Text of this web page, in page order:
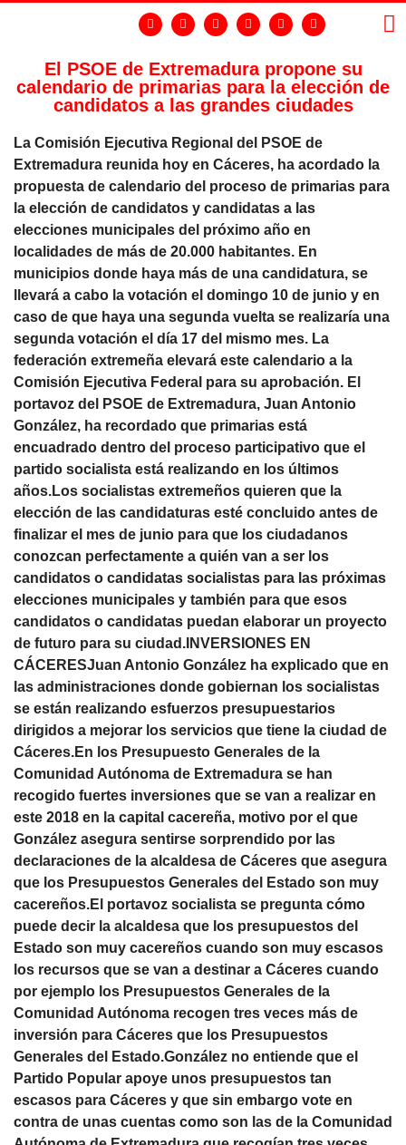
El PSOE de Extremadura propone su
calendario de primarias para la elección de
candidatos a las grandes ciudades
La Comisión Ejecutiva Regional del PSOE de
Extremadura reunida hoy en Cáceres, ha acordado la
propuesta de calendario del proceso de primarias para
la elección de candidatos y candidatas a las
elecciones municipales del próximo año en
localidades de más de 20.000 habitantes. En
municipios donde haya más de una candidatura, se
llevará a cabo la votación el domingo 10 de junio y en
caso de que haya una segunda vuelta se realizaría una
segunda votación el día 17 del mismo mes. La
federación extremeña elevará este calendario a la
Comisión Ejecutiva Federal para su aprobación. El
portavoz del PSOE de Extremadura, Juan Antonio
González, ha recordado que primarias está
encuadrado dentro del proceso participativo que el
partido socialista está realizando en los últimos
años.Los socialistas extremeños quieren que la
elección de las candidaturas esté concluido antes de
finalizar el mes de junio para que los ciudadanos
conozcan perfectamente a quién van a ser los
candidatos o candidatas socialistas para las próximas
elecciones municipales y también para que esos
candidatos o candidatas puedan elaborar un proyecto
de futuro para su ciudad.INVERSIONES EN
CÁCERESJuan Antonio González ha explicado que en
las administraciones donde gobiernan los socialistas
se están realizando esfuerzos presupuestarios
dirigidos a mejorar los servicios que tiene la ciudad de
Cáceres.En los Presupuesto Generales de la
Comunidad Autónoma de Extremadura se han
recogido fuertes inversiones que se van a realizar en
este 2018 en la capital cacereña, motivo por el que
González asegura sentirse sorprendido por las
declaraciones de la alcaldesa de Cáceres que asegura
que los Presupuestos Generales del Estado son muy
cacereños.El portavoz socialista se pregunta cómo
puede decir la alcaldesa que los presupuestos del
Estado son muy cacereños cuando son muy escasos
los recursos que se van a destinar a Cáceres cuando
por ejemplo los Presupuestos Generales de la
Comunidad Autónoma recogen tres veces más de
inversión para Cáceres que los Presupuestos
Generales del Estado.González no entiende que el
Partido Popular apoye unos presupuestos tan
escasos para Cáceres y que sin embargo vote en
contra de unas cuentas como son las de la Comunidad